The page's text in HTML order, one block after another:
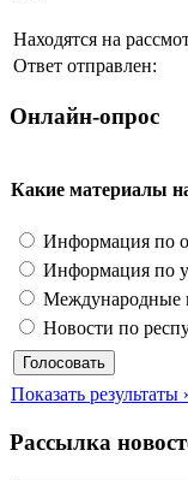
Находятся на
Ответ отправлен:
Онлайн-опрос
Какие материалы
Информация по
Информация по
Международные
Новости по
Показать результаты
Рассылка